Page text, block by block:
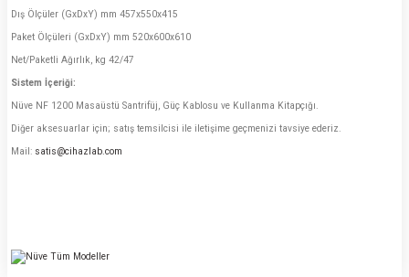
Dış Ölçüler (GxDxY) mm 457x550x415
Paket Ölçüleri (GxDxY) mm 520x600x610
Net/Paketli Ağırlık, kg 42/47
Sistem İçeriği:
Nüve NF 1200 Masaüstü Santrifüj, Güç Kablosu ve Kullanma Kitapçığı.
Diğer aksesuarlar için; satış temsilcisi ile iletişime geçmenizi tavsiye ederiz.
Mail: satis@cihazlab.com